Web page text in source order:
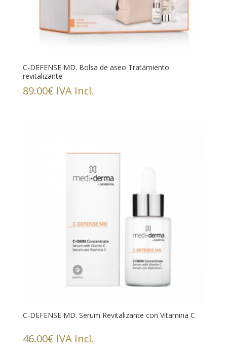
C-DEFENSE MD. Bolsa de aseo Tratamiento
revitalizante
89.00€ IVA Incl.
C-DEFENSE MD. Serum Revitalizante con Vitamina C
46.00€ IVA Incl.